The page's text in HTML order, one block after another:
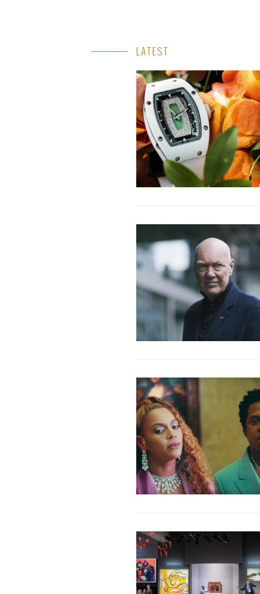
LATEST